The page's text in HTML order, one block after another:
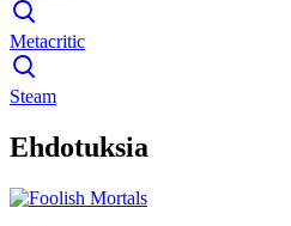
Metacritic
Steam
Ehdotuksia